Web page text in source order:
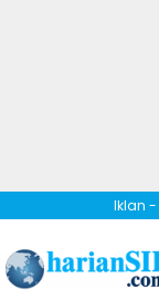
Iklan -